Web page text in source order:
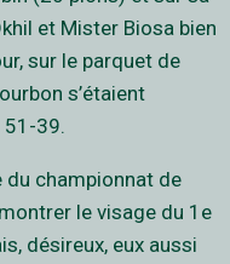
et Mister Biosa bien
sur le parquet de
s’étaient
51-39.
du championnat de
le visage du 1e
désireux, eux aussi